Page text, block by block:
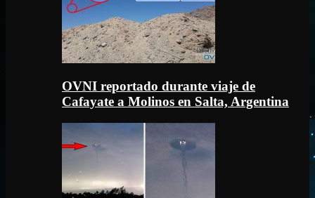
OVNI reportado durante viaje de
Cafayate a Molinos en Salta, Argentina